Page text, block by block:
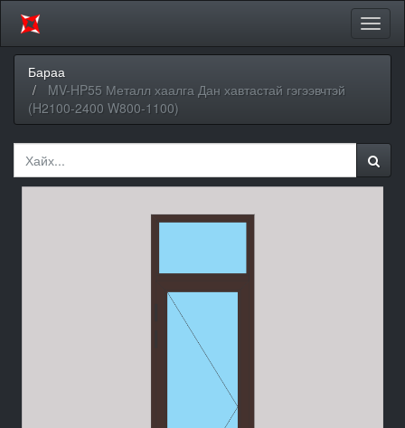
Бараа
MV-HP55 Металл хаалга Дан хавтастай гэгээвчтэй
(H2100-2400 W800-1100)